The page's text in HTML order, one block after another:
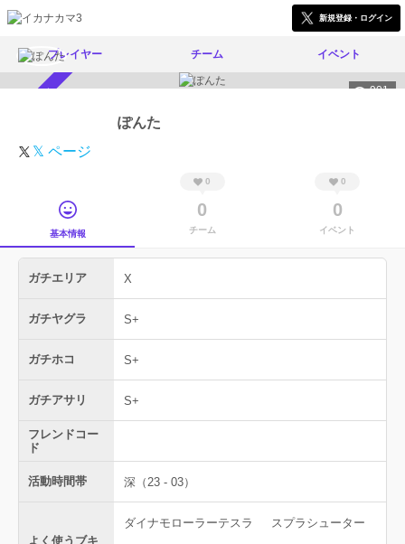
新規登録・ログイン
プレイヤー チーム イベント
901
ぽんた
𝕏 ページ
基本情報
0
0
チーム
0
0
イベント
ガチエリア X
ガチヤグラ S+
ガチホコ S+
ガチアサリ S+
フレンドコー
ド
活動時間帯 深（23 - 03）
よく使うブキ
ダイナモローラーテスラ スプラシューター